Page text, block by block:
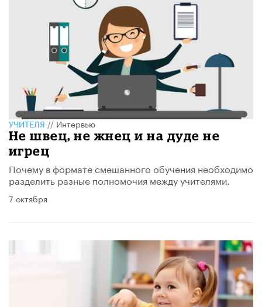
УЧИТЕЛЯ//Интервью
Не швец, не жнец и на дуде не
игрец
Почему в формате смешанного обучения необходимо
разделить разные полномочия между учителями.
7 октября